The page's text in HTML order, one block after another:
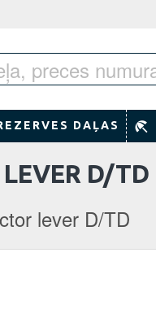
DAĻAS
lever D/TD
LEVER D/TD